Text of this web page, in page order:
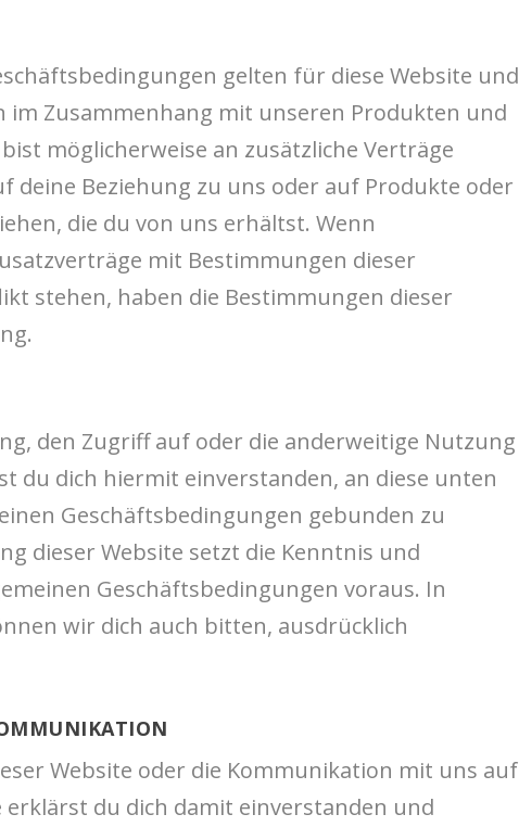
gelten für diese Website und
im Zusammenhang mit unseren Produkten und
möglicherweise an zusätzliche Verträge
deine Beziehung zu uns oder auf Produkte oder
die du von uns erhältst. Wenn
mit Bestimmungen dieser
stehen, haben die Bestimmungen dieser
den Zugriff auf oder die anderweitige Nutzung
du dich hiermit einverstanden, an diese unten
Geschäftsbedingungen gebunden zu
dieser Website setzt die Kenntnis und
Geschäftsbedingungen voraus. In
wir dich auch bitten, ausdrücklich
Website oder die Kommunikation mit uns auf
erklärst du dich damit einverstanden und